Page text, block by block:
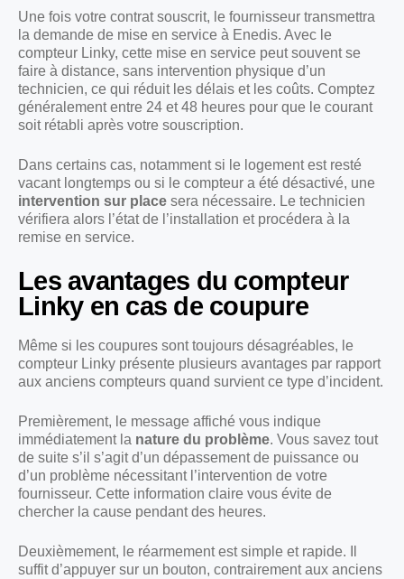
Une fois votre contrat souscrit, le fournisseur transmettra
la demande de mise en service à Enedis. Avec le
compteur Linky, cette mise en service peut souvent se
faire à distance, sans intervention physique d’un
technicien, ce qui réduit les délais et les coûts. Comptez
généralement entre 24 et 48 heures pour que le courant
soit rétabli après votre souscription.
Dans certains cas, notamment si le logement est resté
vacant longtemps ou si le compteur a été désactivé, une
intervention sur place sera nécessaire. Le technicien
vérifiera alors l’état de l’installation et procédera à la
remise en service.
Les avantages du compteur
Linky en cas de coupure
Même si les coupures sont toujours désagréables, le
compteur Linky présente plusieurs avantages par rapport
aux anciens compteurs quand survient ce type d’incident.
Premièrement, le message affiché vous indique
immédiatement la nature du problème. Vous savez tout
de suite s’il s’agit d’un dépassement de puissance ou
d’un problème nécessitant l’intervention de votre
fournisseur. Cette information claire vous évite de
chercher la cause pendant des heures.
Deuxièmement, le réarmement est simple et rapide. Il
suffit d’appuyer sur un bouton, contrairement aux anciens